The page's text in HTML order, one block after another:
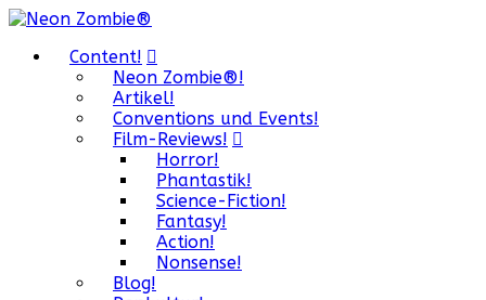
Content!
Neon Zombie®!
Artikel!
Conventions und Events!
Film-Reviews!
Horror!
Phantastik!
Science-Fiction!
Fantasy!
Action!
Nonsense!
Blog!